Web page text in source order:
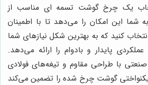
یک چرخ گوشت تسمه ای مناسب از
به شما این امکان را می‌دهد تا با اطمینان
کنید که به بهترین شکل نیازهای شما
پایدار و بادوام را ارائه می‌دهد.
با طراحی مقاوم و تیغه‌های فولادی
گوشت چرخ شده را تضمین می‌کند